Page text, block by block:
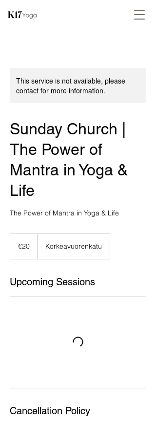
This service is not available, please
contact for more information.
Sunday Church |
The Power of
Mantra in Yoga &
Life
The Power of Mantra in Yoga & Life
€20 Korkeavuorenkatu
Upcoming Sessions
Cancellation Policy